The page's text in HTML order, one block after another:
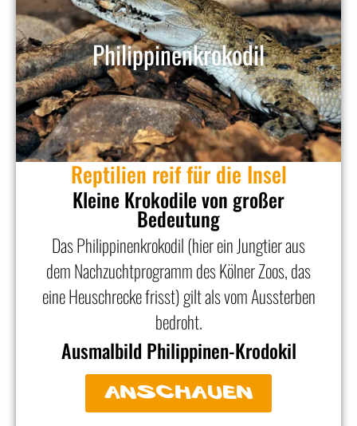
Philippinenkrokodil
Reptilien reif für die Insel
Kleine Krokodile von großer
Bedeutung
Das Philippinenkrokodil (hier ein Jungtier aus
dem Nachzuchtprogramm des Kölner Zoos, das
eine Heuschrecke frisst) gilt als vom Aussterben
bedroht.
Ausmalbild Philippinen-Krodokil
anschauen